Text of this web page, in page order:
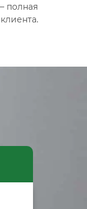
полная